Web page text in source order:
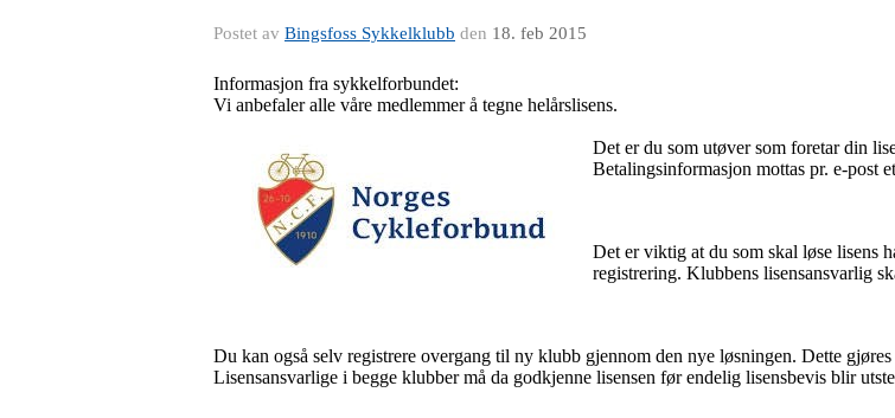
Postet av Bingsfoss Sykkelklubb den 18. feb 2015
Informasjon fra sykkelforbundet:
Vi anbefaler alle våre medlemmer å tegne helårslisens.
Det er du som utøver som foretar din
Betalingsinformasjon mottas pr. e-post
Det er viktig at du som skal løse lisens
registrering. Klubbens lisensansvarlig
Du kan også selv registrere overgang til ny klubb gjennom den nye løsningen. Dette
Lisensansvarlige i begge klubber må da godkjenne lisensen før endelig lisensbevis blir